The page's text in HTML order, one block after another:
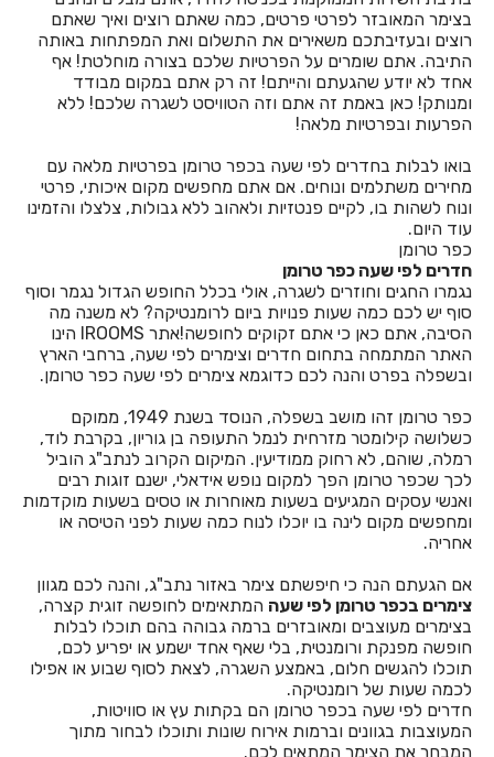
חדרים לפי שעה בבית שאן
חדרים לפי שעה בבית שערים
חדרים לפי שעה בביתר עילית
חדרים לפי שעה בבני עטרות
חדרים לפי שעה בבנימינה
חדרים לפי שעה בבצרה
חדרים לפי שעה בבצת
חדרים לפי שעה בבר גיורא
חדרים לפי שעה בברוש
חדרים לפי שעה בברק
חדרים לפי שעה בבת ים
חדרים לפי שעה בגבע בנימין
חדרים לפי שעה בגבעת אבני
חדרים לפי שעה בגבעת אולגה
חדרים לפי שעה בגבעת יערים
חדרים לפי שעה בגבעת נילי
חדרים לפי שעה בגבעתיים
בצימר המאובזר לפרטי פרטים, כמה שאתם רוצים ואיך שאתם
רוצים ובעזיבתכם משאירים את התשלום ואת המפתחות באותה
התיבה. אתם שומרים על הפרטיות שלכם בצורה מוחלטת! אף
אחד לא יודע שהגעתם והייתם! זה רק אתם במקום מבודד
ומנותק! כאן באמת זה אתם וזה הטוויסט לשגרה שלכם! ללא
הפרעות ובפרטיות מלאה!
בואו לבלות בחדרים לפי שעה בכפר טרומן בפרטיות מלאה עם
מחירים משתלמים ונוחים. אם אתם מחפשים מקום איכותי, פרטי
ונוח לשהות בו, לקיים פנטזיות ולאהוב ללא גבולות, צלצלו והזמינו
עוד היום.
כפר טרומן
חדרים לפי שעה כפר טרומן
נגמרו החגים וחוזרים לשגרה, אולי בכלל החופש הגדול נגמר וסוף
סוף יש לכם כמה שעות פנויות ביום לרומנטיקה? לא משנה מה
הסיבה, אתם כאן כי אתם זקוקים לחופשה!אתר IROOMS הינו
האתר המתמחה בתחום חדרים וצימרים לפי שעה, ברחבי הארץ
ובשפלה בפרט והנה לכם כדוגמא צימרים לפי שעה כפר טרומן.
כפר טרומן זהו מושב בשפלה, הנוסד בשנת 1949, ממוקם
כשלושה קילומטר מזרחית לנמל התעופה בן גוריון, בקרבת לוד,
רמלה, שוהם, לא רחוק ממודיעין. המיקום הקרוב לנתב"ג הוביל
לכך שכפר טרומן הפך למקום נופש אידאלי, ישנם זוגות רבים
ואנשי עסקים המגיעים בשעות מאוחרות או טסים בשעות מוקדמות
ומחפשים מקום לינה בו יוכלו לנוח כמה שעות לפני הטיסה או
אחריה.
אם הגעתם הנה כי חיפשתם צימר באזור נתב"ג, והנה לכם מגוון
צימרים בכפר טרומן לפי שעה המתאימים לחופשה זוגית קצרה,
בצימרים מעוצבים ומאובזרים ברמה גבוהה בהם תוכלו לבלות
חופשה מפנקת ורומנטית, בלי שאף אחד ישמע או יפריע לכם,
תוכלו להגשים חלום, באמצע השגרה, לצאת לסוף שבוע או אפילו
לכמה שעות של רומנטיקה.
חדרים לפי שעה בכפר טרומן הם בקתות עץ או סוויטות,
המעוצבות בגוונים וברמות אירוח שונות ותוכלו לבחור מתוך
המבחר את הצימר המתאים לכם.